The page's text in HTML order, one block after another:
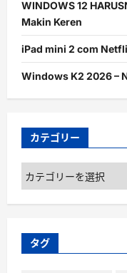
WINDOWS 12
Makin Keren
iPad mini 2 com
Windows K2 2026 –
カテゴリー
カ
テ
ゴ
ー
タグ